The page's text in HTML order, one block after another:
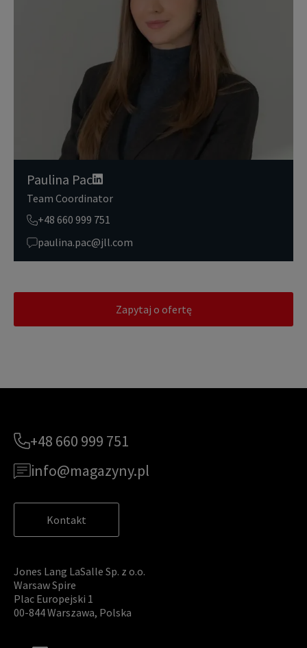
Dokładamy wszelkich starań, aby dane osobowe były bezpieczne,
zapewniamy odpowiedni poziom ich ochrony i przechowujemy je
tylko przez czas niezbędny do realizacji zapytania z uzasadnionyc
h powodów biznesowych lub prawnych. Następnie usuwamy je w s
posób bezpieczny i pewny. Aby uzyskać więcej informacji na temat
danych osobowych przetwarzanych przez JLL, prosimy zapoznać
zasadami ochrony prywatności.
Paulina Pac
Team Coordinator
+48 660 999 751
paulina.pac@jll.com
Zapytaj o ofertę
+48 660 999 751
info@magazyny.pl
Kontakt
Jones Lang LaSalle Sp. z o.o.
Warsaw Spire
Plac Europejski 1
00-844 Warszawa, Polska